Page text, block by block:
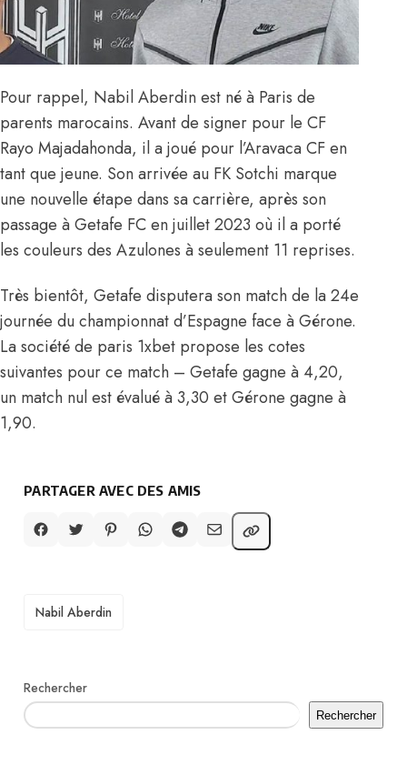
Pour rappel, Nabil Aberdin est né à Paris de
parents marocains. Avant de signer pour le CF
Rayo Majadahonda, il a joué pour l’Aravaca CF en
tant que jeune. Son arrivée au FK Sotchi marque
une nouvelle étape dans sa carrière, après son
passage à Getafe FC en juillet 2023 où il a porté
les couleurs des Azulones à seulement 11 reprises.
Très bientôt, Getafe disputera son match de la 24e
journée du championnat d’Espagne face à Gérone.
La société de paris 1xbet propose les cotes
suivantes pour ce match – Getafe gagne à 4,20,
un match nul est évalué à 3,30 et Gérone gagne à
1,90.
PARTAGER AVEC DES AMIS
TAGS
Nabil Aberdin
Rechercher
Rechercher